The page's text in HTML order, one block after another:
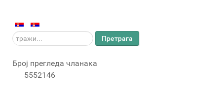
тражи... Претрага
Број прегледа чланака
5552146